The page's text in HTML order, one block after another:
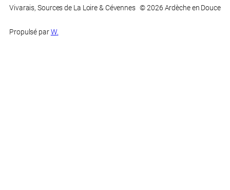
Vivarais, Sources de La Loire & Cévennes © 2026 Ardèche en Douce
Propulsé parW.